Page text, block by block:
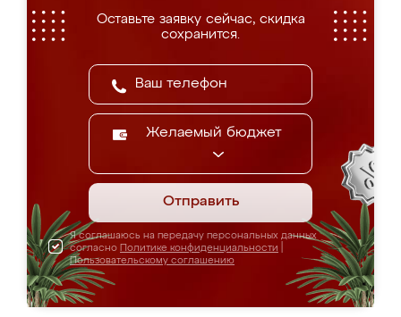
Оставьте заявку сейчас, скидка
сохранится.
Желаемый бюджет
Отправить
Я соглашаюсь на передачу персональных данных
согласно Политике конфиденциальности
Пользовательскому соглашению